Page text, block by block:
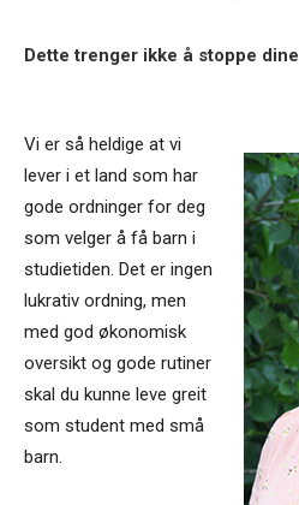
Dette trenger ikke å stoppe
Vi er så heldige at vi
lever i et land som har
gode ordninger for deg
som velger å få barn i
studietiden. Det er ingen
lukrativ ordning, men
med god økonomisk
oversikt og gode rutiner
skal du kunne leve greit
som student med små
barn.